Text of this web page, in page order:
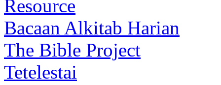
Resource
Bacaan Alkitab Harian
The Bible Project
Tetelestai